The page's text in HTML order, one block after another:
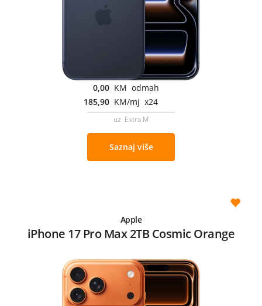
0,00 KM odmah
185,90 KM/mj x24
uz Extra M
Saznaj više
Apple
iPhone 17 Pro Max 2TB Cosmic Orange